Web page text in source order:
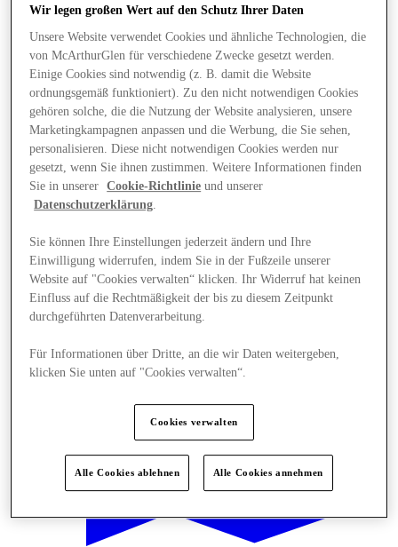
Wir legen großen Wert auf den Schutz Ihrer Daten
Unsere Website verwendet Cookies und ähnliche Technologien, die
von McArthurGlen für verschiedene Zwecke gesetzt werden.
Einige Cookies sind notwendig (z. B. damit die Website
ordnungsgemäß funktioniert). Zu den nicht notwendigen Cookies
gehören solche, die die Nutzung der Website analysieren, unsere
Marketingkampagnen anpassen und die Werbung, die Sie sehen,
personalisieren. Diese nicht notwendigen Cookies werden nur
gesetzt, wenn Sie ihnen zustimmen. Weitere Informationen finden
Sie in unserer
Cookie-Richtlinie und unserer
Datenschutzerklärung.
Sie können Ihre Einstellungen jederzeit ändern und Ihre
Einwilligung widerrufen, indem Sie in der Fußzeile unserer
Website auf "Cookies verwalten“ klicken. Ihr Widerruf hat keinen
Einfluss auf die Rechtmäßigkeit der bis zu diesem Zeitpunkt
durchgeführten Datenverarbeitung.
Für Informationen über Dritte, an die wir Daten weitergeben,
klicken Sie unten auf "Cookies verwalten“.
Cookies verwalten
Alle Cookies ablehnen Alle Cookies annehmen